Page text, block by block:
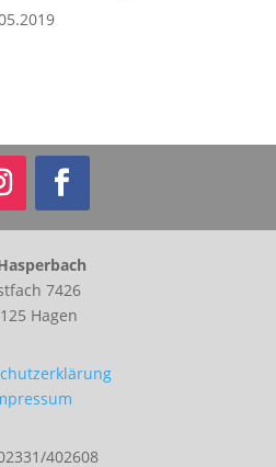
7426
Hagen
402608